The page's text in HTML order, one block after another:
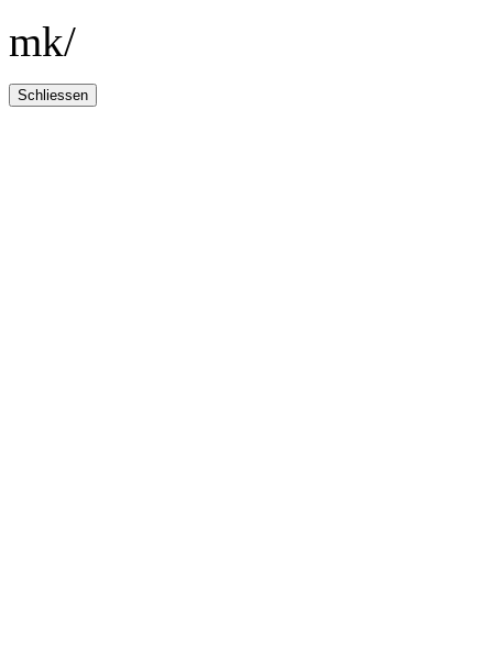
mk/
Schliessen